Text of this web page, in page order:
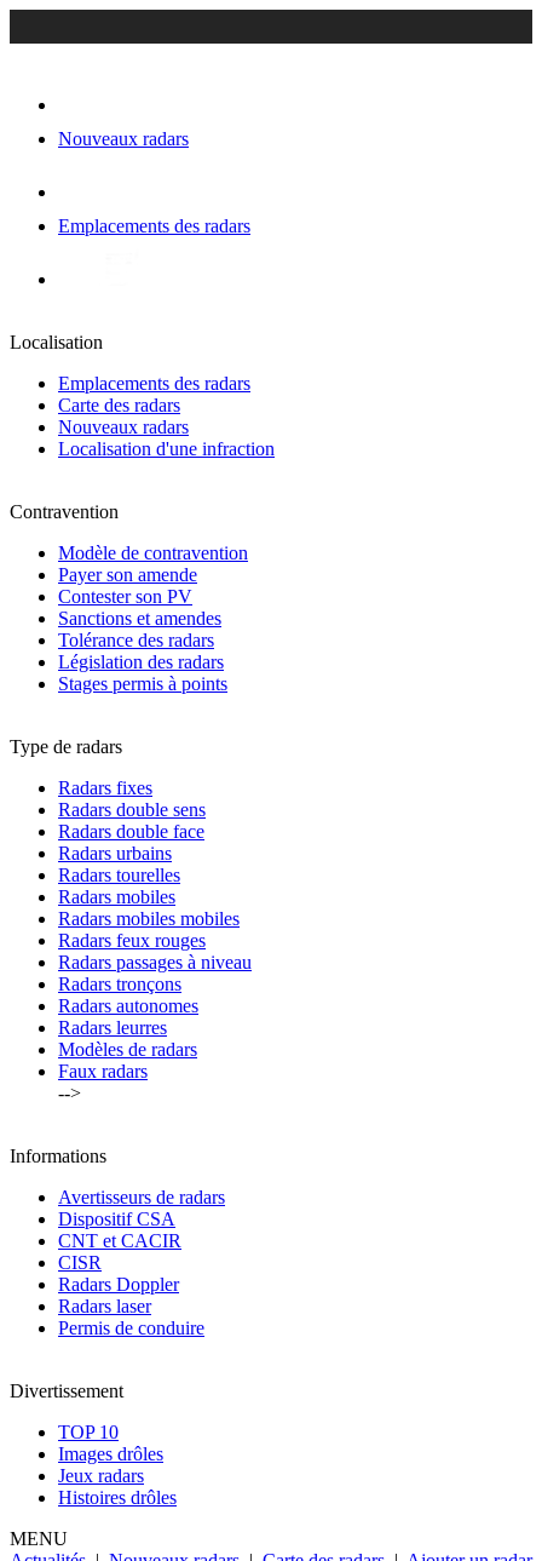
Nouveaux radars
Emplacements des radars
Localisation
Emplacements des radars
Carte des radars
Nouveaux radars
Localisation d'une infraction
Contravention
Modèle de contravention
Payer son amende
Contester son PV
Sanctions et amendes
Tolérance des radars
Législation des radars
Stages permis à points
Type de radars
Radars fixes
Radars double sens
Radars double face
Radars urbains
Radars tourelles
Radars mobiles
Radars mobiles mobiles
Radars feux rouges
Radars passages à niveau
Radars tronçons
Radars autonomes
Radars leurres
Modèles de radars
Faux radars
-->
Informations
Avertisseurs de radars
Dispositif CSA
CNT et CACIR
CISR
Radars Doppler
Radars laser
Permis de conduire
Divertissement
TOP 10
Images drôles
Jeux radars
Histoires drôles
MENU